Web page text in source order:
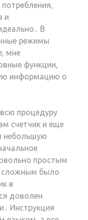
и
В
режимы
мне
функции,
информацию о
процедуру
счетчик и еще
небольшую
простым
сложным было
в
доволен
Инструкция